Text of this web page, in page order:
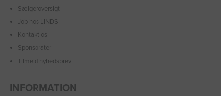
Sælgeroversigt
Job hos LINDS
Kontakt os
Sponsorater
Tilmeld nyhedsbrev
INFORMATION